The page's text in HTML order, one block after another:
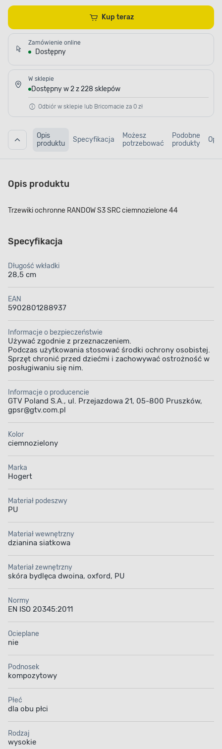
Kup teraz
Zamówienie online
Dostępny
W sklepie
Dostępny w 2 z 228 sklepów
Odbiór w sklepie lub Bricomacie za 0 zł
Opis
produktu
Specyfikacja
Możesz
potrzebować
Podobne
produkty
Opis produktu
Trzewiki ochronne RANDOW S3 SRC ciemnozielone 44
Specyfikacja
Długość wkładki
28,5 cm
EAN
5902801288937
Informacje o bezpieczeństwie
Używać zgodnie z przeznaczeniem.
Podczas użytkowania stosować środki ochrony osobistej.
Sprzęt chronić przed dziećmi i zachowywać ostrożność w
posługiwaniu się nim.
Informacje o producencie
GTV Poland S.A., ul. Przejazdowa 21, 05-800 Pruszków,
gpsr@gtv.com.pl
Kolor
ciemnozielony
Marka
Hogert
Materiał podeszwy
PU
Materiał wewnętrzny
dzianina siatkowa
Materiał zewnętrzny
skóra bydlęca dwoina, oxford, PU
Normy
EN ISO 20345:2011
Ocieplane
nie
Podnosek
kompozytowy
Płeć
dla obu płci
Rodzaj
wysokie